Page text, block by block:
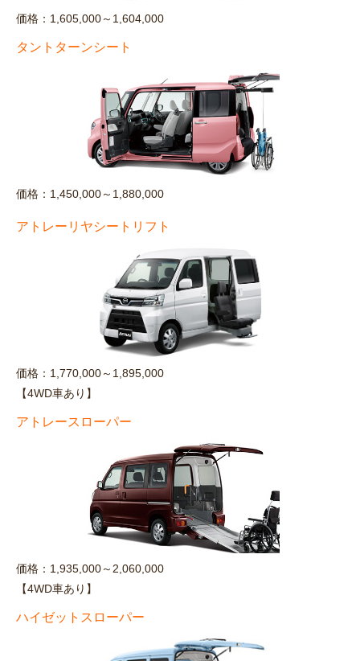
価格：1,605,000～1,604,000
タントターンシート
価格：1,450,000～1,880,000
アトレーリヤシートリフト
価格：1,770,000～1,895,000
【4WD車あり】
アトレースローパー
価格：1,935,000～2,060,000
【4WD車あり】
ハイゼットスローパー